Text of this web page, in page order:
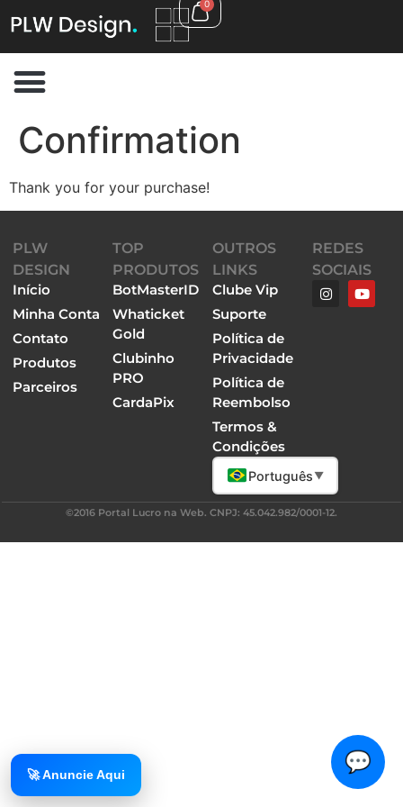
0
Confirmation
Thank you for your purchase!
PLW
DESIGN
Início
Minha Conta
Contato
Produtos
Parceiros
TOP
PRODUTOS
BotMasterID
Whaticket
Gold
Clubinho
PRO
CardaPix
💬
OUTROS
LINKS
Clube Vip
Suporte
Política de
Privacidade
Política de
Reembolso
Termos &
Condições
Português ▼
REDES
SOCIAIS
©2016 Portal Lucro na Web. CNPJ: 45.042.982/0001-12.
🚀 Anuncie Aqui